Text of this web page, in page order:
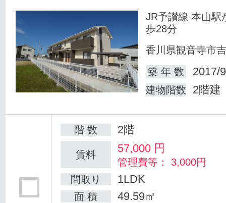
JR予讃線 本山駅
歩28分
香川県観音寺市
築 年 数
2017/
建物階数 2階建
階 数 2階
賃料 57,000 円
管理費等： 3,000円
間取り
1LDK
面 積 49.59㎡